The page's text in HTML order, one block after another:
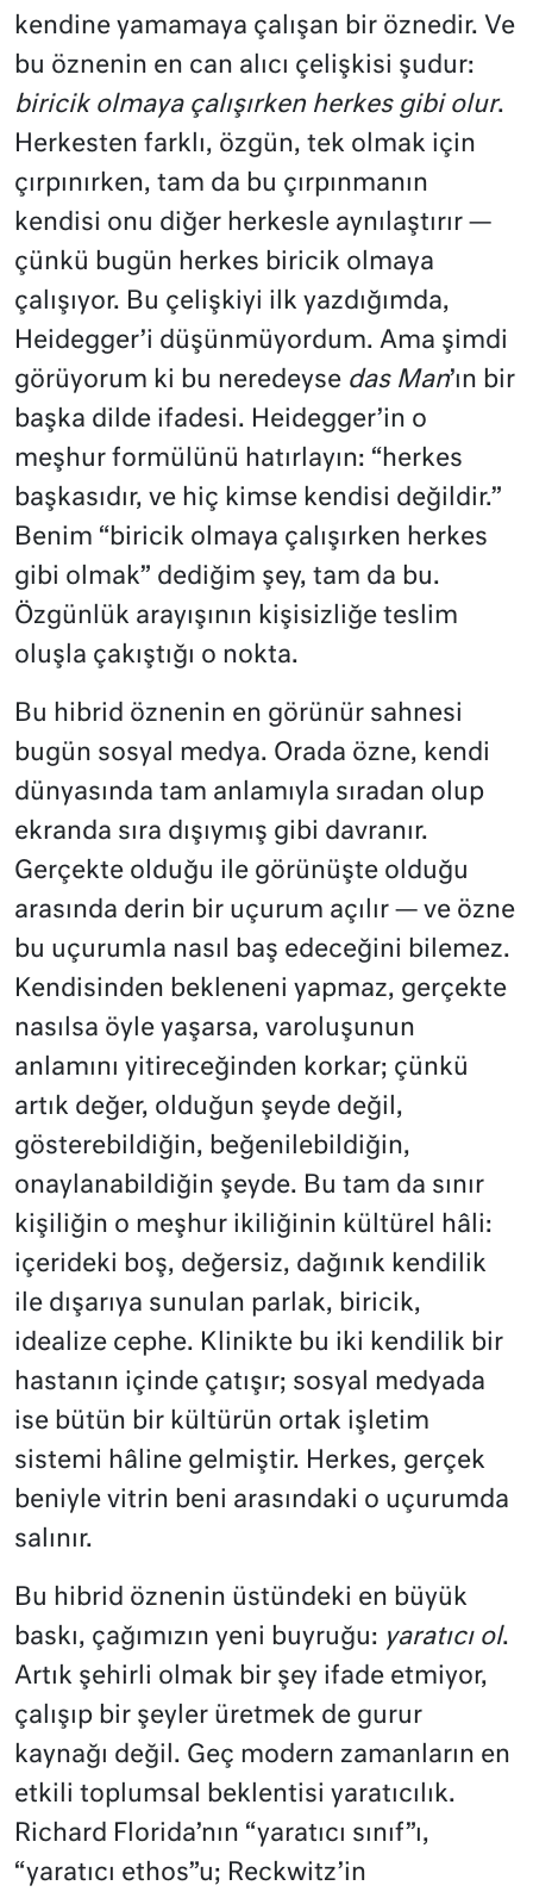
kendine yamamaya çalışan bir öznedir. Ve
bu öznenin en can alıcı çelişkisi şudur:
biricik olmaya çalışırken herkes gibi olur.
Herkesten farklı, özgün, tek olmak için
çırpınırken, tam da bu çırpınmanın
kendisi onu diğer herkesle aynılaştırır —
çünkü bugün herkes biricik olmaya
çalışıyor. Bu çelişkiyi ilk yazdığımda,
Heidegger’i düşünmüyordum. Ama şimdi
görüyorum ki bu neredeyse das Man’ın bir
başka dilde ifadesi. Heidegger’in o
meşhur formülünü hatırlayın: “herkes
başkasıdır, ve hiç kimse kendisi değildir.”
Benim “biricik olmaya çalışırken herkes
gibi olmak” dediğim şey, tam da bu.
Özgünlük arayışının kişisizliğe teslim
oluşla çakıştığı o nokta.
Bu hibrid öznenin en görünür sahnesi
bugün sosyal medya. Orada özne, kendi
dünyasında tam anlamıyla sıradan olup
ekranda sıra dışıymış gibi davranır.
Gerçekte olduğu ile görünüşte olduğu
arasında derin bir uçurum açılır — ve özne
bu uçurumla nasıl baş edeceğini bilemez.
Kendisinden bekleneni yapmaz, gerçekte
nasılsa öyle yaşarsa, varoluşunun
anlamını yitireceğinden korkar; çünkü
artık değer, olduğun şeyde değil,
gösterebildiğin, beğenilebildiğin,
onaylanabildiğin şeyde. Bu tam da sınır
kişiliğin o meşhur ikiliğinin kültürel hâli:
içerideki boş, değersiz, dağınık kendilik
ile dışarıya sunulan parlak, biricik,
idealize cephe. Klinikte bu iki kendilik bir
hastanın içinde çatışır; sosyal medyada
ise bütün bir kültürün ortak işletim
sistemi hâline gelmiştir. Herkes, gerçek
beniyle vitrin beni arasındaki o uçurumda
salınır.
Bu hibrid öznenin üstündeki en büyük
baskı, çağımızın yeni buyruğu: yaratıcı ol.
Artık şehirli olmak bir şey ifade etmiyor,
çalışıp bir şeyler üretmek de gurur
kaynağı değil. Geç modern zamanların en
etkili toplumsal beklentisi yaratıcılık.
Richard Florida’nın “yaratıcı sınıf”ı,
“yaratıcı ethos”u; Reckwitz’in